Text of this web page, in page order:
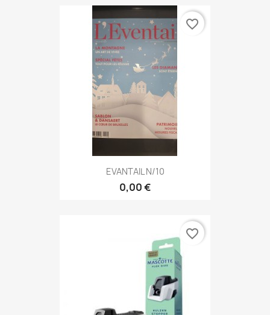
EVANTAIL N/10
0,00 €
favorite_border
favorite_border